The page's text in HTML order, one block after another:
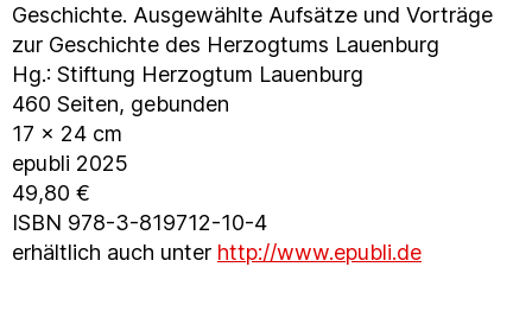
Geschichte. Ausgewählte Aufsätze und Vorträge
zur Geschichte des Herzogtums Lauenburg
Hg.: Stiftung Herzogtum Lauenburg
460 Seiten, gebunden
17 x 24 cm
epubli 2025
49,80 €
ISBN 978-3-819712-10-4
erhältlich auch unter http://www.epubli.de